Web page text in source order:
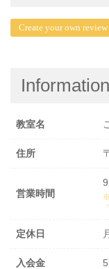
Create your own review
Information
教室名
住所
営業時間
※
定休日
入会金